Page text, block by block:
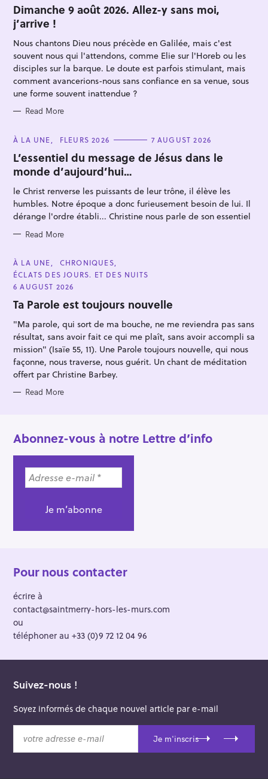
T
E
G
O
R
I
E
S
Dimanche 9 août 2026. Allez-y sans moi,
j’arrive !
Nous chantons Dieu nous précède en Galilée, mais c'est
souvent nous qui l'attendons, comme Elie sur l'Horeb ou les
disciples sur la barque. Le doute est parfois stimulant, mais
comment avancerions-nous sans confiance en sa venue, sous
une forme souvent inattendue ?
Read More
C
T
E
G
O
R
I
E
S
À LA UNE FLEURS 2026 7 AUGUST 2026
L’essentiel du message de Jésus dans le
monde d’aujourd’hui…
le Christ renverse les puissants de leur trône, il élève les
humbles. Notre époque a donc furieusement besoin de lui. Il
dérange l'ordre établi... Christine nous parle de son essentiel
Read More
C
A
T
E
O
R
E
À LA UNE
CHRONIQUES
ÉCLATS DES JOURS. ET DES NUITS
6 AUGUST 2026
Ta Parole est toujours nouvelle
"Ma parole, qui sort de ma bouche, ne me reviendra pas sans
résultat, sans avoir fait ce qui me plaît, sans avoir accompli sa
mission" (Isaïe 55, 11). Une Parole toujours nouvelle, qui nous
façonne, nous traverse, nous guérit. Un chant de méditation
offert par Christine Barbey.
Read More
Abonnez-vous à notre Lettre d’info
Pour nous contacter
écrire à
contact@saintmerry-hors-les-murs.com
ou
téléphoner au +33 (0)9 72 12 04 96
Suivez-nous !
Soyez informés de chaque nouvel article par e-mail
t
Je m'inscris
S
a
r
c
f
o
r